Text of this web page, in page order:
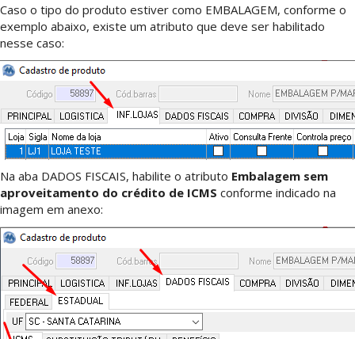
Caso o tipo do produto estiver como EMBALAGEM, conforme o
exemplo abaixo, existe um atributo que deve ser habilitado
nesse caso:
Na aba DADOS FISCAIS, habilite o atributo Embalagem sem
aproveitamento do crédito de ICMS conforme indicado na
imagem em anexo: